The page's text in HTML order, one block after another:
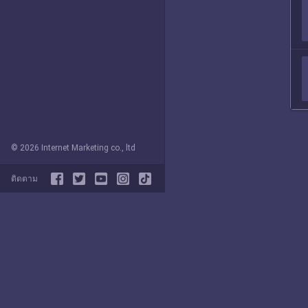
© 2026 Internet Marketing co., ltd
ติดตาม